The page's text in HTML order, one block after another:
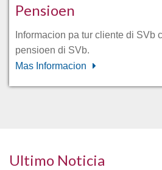
Pensioen
Informacion pa tur cliente di SVb
pensioen di SVb.
Mas Informacion
Ultimo Noticia